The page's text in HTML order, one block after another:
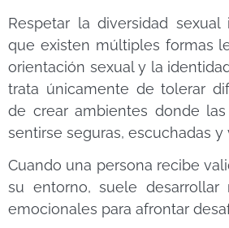
Respetar la diversidad
que existen múltiples formas
orientación sexual y la
trata únicamente de tolerar
de crear ambientes donde
sentirse seguras, escuchadas y
Cuando una persona recibe
su entorno, suele desarrollar
emocionales para afrontar